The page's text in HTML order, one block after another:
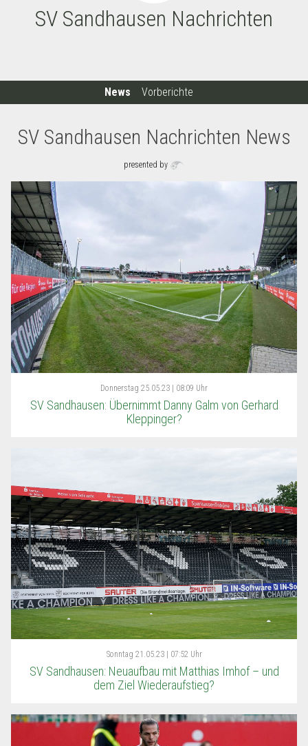
SV Sandhausen Nachrichten
News Vorberichte
SV Sandhausen Nachrichten News
presented by
Donnerstag 25.05.23 | 08:09 Uhr
SV Sandhausen: Übernimmt Danny Galm von Gerhard
Kleppinger?
Sonntag 21.05.23 | 07:52 Uhr
SV Sandhausen: Neuaufbau mit Matthias Imhof – und
dem Ziel Wiederaufstieg?